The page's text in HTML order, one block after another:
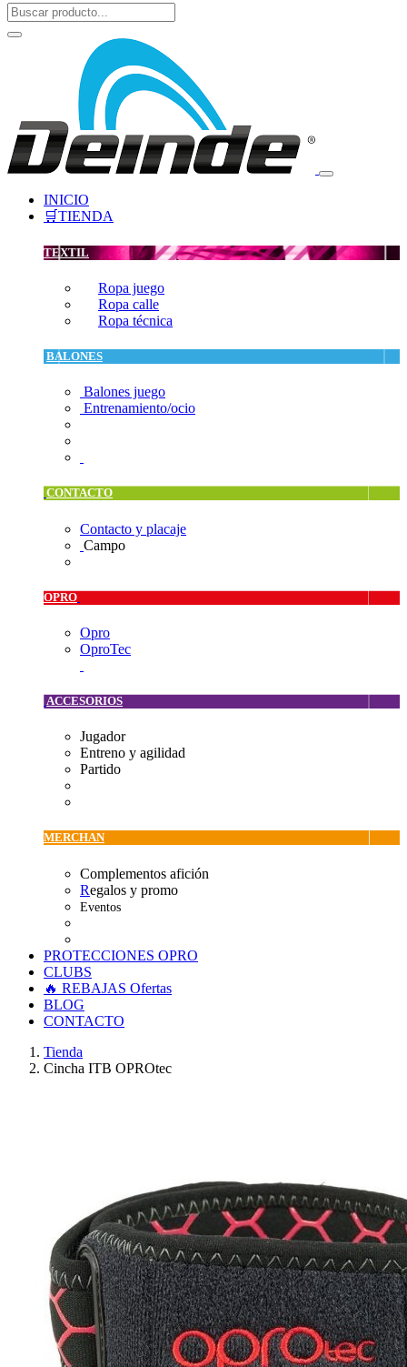
INICIO
🛒TIENDA
TEXTIL
Ropa juego
Ropa calle
Ropa técnica
BALONES
Balones juego
Entrenamiento/ocio
CONTACTO
Contacto y placaje
Campo
OPRO
Opro
OproTec
ACCESORIOS
Jugador
Entreno y agilidad
Partido
MERCHAN
Complementos afición
Regalos y promo
Eventos
PROTECCIONES OPRO
CLUBS
🔥 REBAJAS Ofertas
BLOG
CONTACTO
Tienda
Cincha ITB OPROtec